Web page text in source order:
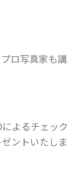
ロ写真家も講
よるチェック
ントいたしま